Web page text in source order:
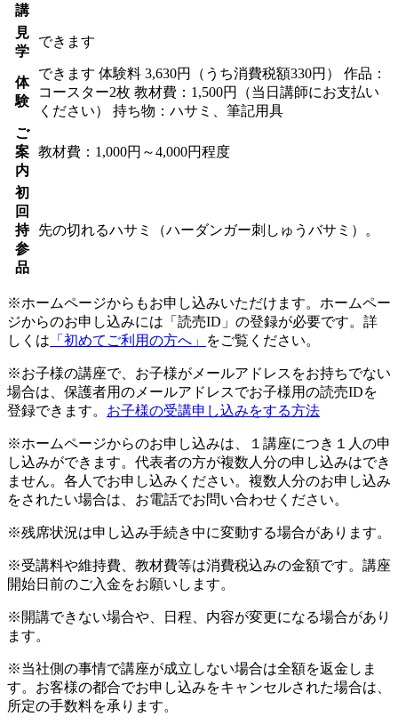
講
見
学
できます
体
験
できます 体験料 3,630円（うち消費税額330円） 作品：
コースター2枚 教材費：1,500円（当日講師にお支払い
ください） 持ち物：ハサミ、筆記用具
ご
案
内
教材費：1,000円～4,000円程度
初
回
持
参
品
先の切れるハサミ（ハーダンガー刺しゅうバサミ）。
※ホームページからもお申し込みいただけます。ホームペー
ジからのお申し込みには「読売ID」の登録が必要です。詳
しくは 「初めてご利用の方へ」 をご覧ください。
※お子様の講座で、お子様がメールアドレスをお持ちでない
場合は、保護者用のメールアドレスでお子様用の読売IDを
登録できます。 お子様の受講申し込みをする方法
※ホームページからのお申し込みは、１講座につき１人の申
し込みができます。代表者の方が複数人分の申し込みはでき
ません。各人でお申し込みください。複数人分のお申し込み
をされたい場合は、お電話でお問い合わせください。
※残席状況は申し込み手続き中に変動する場合があります。
※受講料や維持費、教材費等は消費税込みの金額です。講座
開始日前のご入金をお願いします。
※開講できない場合や、日程、内容が変更になる場合があり
ます。
※当社側の事情で講座が成立しない場合は全額を返金しま
す。お客様の都合でお申し込みをキャンセルされた場合は、
所定の手数料を承ります。